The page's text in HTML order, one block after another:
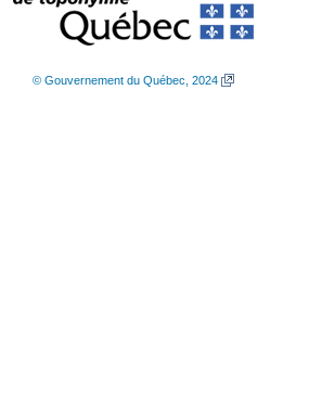
© Gouvernement du Québec, 2024